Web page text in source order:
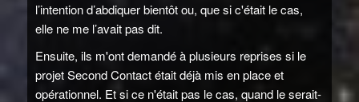
l’intention d’abdiquer bientôt ou, que si c'était le cas,
elle ne me l’avait pas dit.
Ensuite, ils m'ont demandé à plusieurs reprises si le
projet Second Contact était déjà mis en place et
opérationnel. Et si ce n'était pas le cas, quand le serait-